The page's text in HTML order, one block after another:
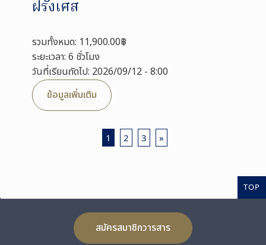
ฝรั่งเศส
รวมทั้งหมด: 11,900.00฿
ระยะเวลา: 6 ชั่วโมง
วันที่เรียนถัดไป: 2026/09/12 - 8:00
ข้อมูลเพิ่มเติม
1 2 3 »
TOP
สมัครสมาชิกวารสาร